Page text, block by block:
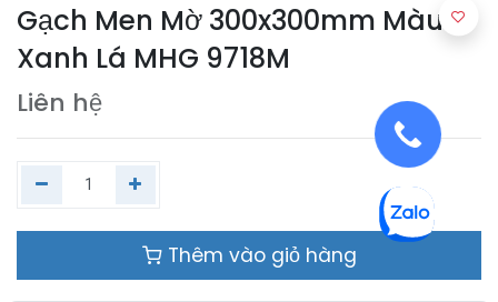
Gạch Men Mờ 300x300mm Màu
Xanh Lá MHG 9718M
Liên hệ
Thêm vào giỏ hàng